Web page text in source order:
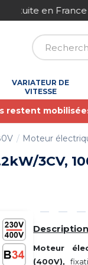
VARIATEUR DE
VITESSE
restent
Moteur
3CV,
Description
Moteur
(400V),